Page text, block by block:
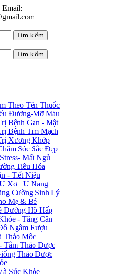
Email:
Theo Tên Thuốc
Đường-Mỡ Máu
Bệnh Gan - Mật
Bệnh Tim Mạch
Xương Khớp
Sóc Sắc Đẹp
Mất Ngủ
Tiêu Hóa
- Tiết Niệu
Xơ - U Nang
Cường Sinh Lý
Mẹ & Bé
Đường Hô Hấp
- Tăng Cân
Ngâm Rượu
Thảo Mộc
Tắm Thảo Dược
Thảo Dược
Sức Khỏe